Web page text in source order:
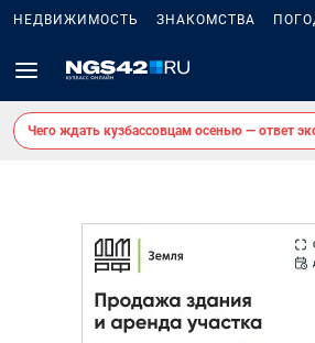
НЕДВИЖИМОСТЬ ЗНАКОМСТВА
Чего ждать кузбассовцам осенью — ответ